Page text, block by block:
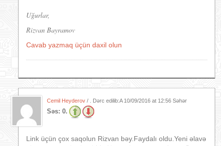
Uğurlar,
Rizvan Bayramov
Cavab yazmaq üçün daxil olun
Cemil Heyderov / . Dərc edilib:A 10/09/2016 at 12:56 Səhər
Səs: 0.
Link üçün çox saqolun Rizvan bəy.Faydalı oldu.Yeni əlavə